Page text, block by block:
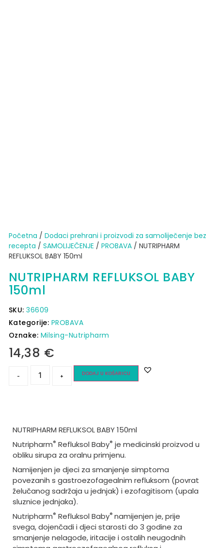
Početna / Dodaci prehrani i proizvodi za samoliječenje bez
recepta / SAMOLIJEČENJE / PROBAVA/ NUTRIPHARM
REFLUKSOL BABY 150ml
NUTRIPHARM REFLUKSOL BABY
150ml
SKU:36609
Kategorije: PROBAVA
Oznake: Milsing-Nutripharm
14,38 €
- + DODAJ U KOŠARICU
NUTRIPHARM REFLUKSOL BABY 150ml
Nutripharm® Refluksol Baby® je medicinski proizvod u
obliku sirupa za oralnu primjenu.
Namijenjen je djeci za smanjenje simptoma
povezanih s gastroezofagealnim refluksom (povrat
želučanog sadržaja u jednjak) i ezofagitisom (upala
sluznice jednjaka).
Nutripharm® Refluksol Baby® namijenjen je, prije
svega, dojenčadi i djeci starosti do 3 godine za
smanjenje nelagode, iritacije i ostalih neugodnih